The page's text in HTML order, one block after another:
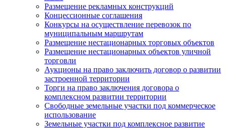
Размещение рекламных конструкций
Концессионные соглашения
Конкурсы на осуществление перевозок по
муниципальным маршрутам
Размещение нестационарных торговых объектов
Размещение нестационарных объектов уличной
торговли
Аукционы на право заключить договор о развитии
застроенной территории
Торги на право заключения договора о
комплексном развитии территории
Свободные земельные участки под коммерческое
использование
Земельные участки под комплексное развитие